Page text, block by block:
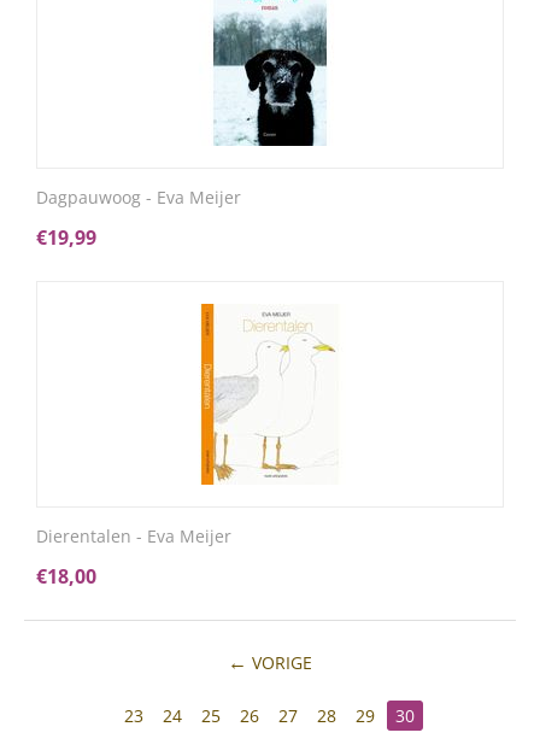
Dagpauwoog - Eva Meijer
€19,99
Dierentalen - Eva Meijer
€18,00
VORIGE
23 24 25 26 27 28 29 30